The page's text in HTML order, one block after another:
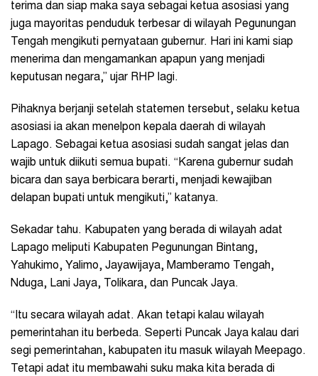
terima dan siap maka saya sebagai ketua asosiasi yang
juga mayoritas penduduk terbesar di wilayah Pegunungan
Tengah mengikuti pernyataan gubernur. Hari ini kami siap
menerima dan mengamankan apapun yang menjadi
keputusan negara,” ujar RHP lagi.
Pihaknya berjanji setelah statemen tersebut, selaku ketua
asosiasi ia akan menelpon kepala daerah di wilayah
Lapago. Sebagai ketua asosiasi sudah sangat jelas dan
wajib untuk diikuti semua bupati. “Karena gubernur sudah
bicara dan saya berbicara berarti, menjadi kewajiban
delapan bupati untuk mengikuti,” katanya.
Sekadar tahu. Kabupaten yang berada di wilayah adat
Lapago meliputi Kabupaten Pegunungan Bintang,
Yahukimo, Yalimo, Jayawijaya, Mamberamo Tengah,
Nduga, Lani Jaya, Tolikara, dan Puncak Jaya.
“Itu secara wilayah adat. Akan tetapi kalau wilayah
pemerintahan itu berbeda. Seperti Puncak Jaya kalau dari
segi pemerintahan, kabupaten itu masuk wilayah Meepago.
Tetapi adat itu membawahi suku maka kita berada di